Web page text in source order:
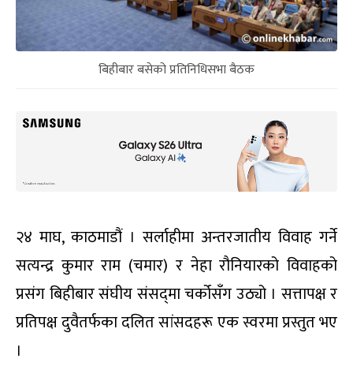
बिहीबार बसेको प्रतिनिधिसभा बैठक
२४ माघ, काठमाडौं । सर्लाहीमा अन्तरजातीय विवाह गर्ने
सत्यन्द्र कुमार राम (चमार) र नेहा रौनियारको विवाहको
प्रसंग बिहीबार संघीय संसद्‌मा चर्कोसँग उठ्यो । सत्तापक्ष र
प्रतिपक्ष दुवैतर्फका दलित सांसदहरू एक स्वरमा प्रस्तुत भए
।